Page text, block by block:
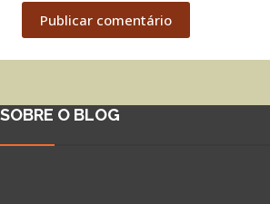
Publicar comentário
SOBRE O BLOG